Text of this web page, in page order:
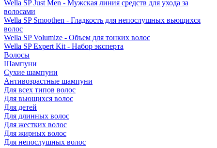
Wella SP Just Men - Мужская линия средств для ухода за
волосами
Wella SP Smoothen - Гладкость для непослушных вьющихся
волос
Wella SP Volumize - Объем для тонких волос
Wella SP Expert Kit - Набор эксперта
Волосы
Шампуни
Сухие шампуни
Антивозрастные шампуни
Для всех типов волос
Для вьющихся волос
Для детей
Для длинных волос
Для жестких волос
Для жирных волос
Для непослушных волос